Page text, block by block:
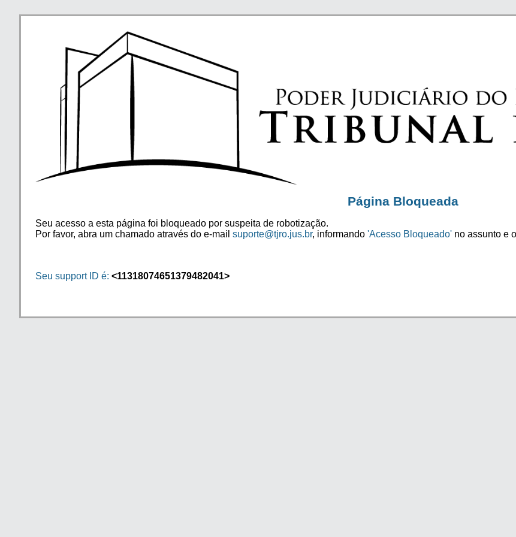
Página Bloqueada
Seu acesso a esta página foi bloqueado por suspeita de robotização.
Por favor, abra um chamado através do e-mail suporte@tjro.jus.br, informando 'Acesso Bloqueado' no assunto e
Seu support ID é: <11318074651379482041>